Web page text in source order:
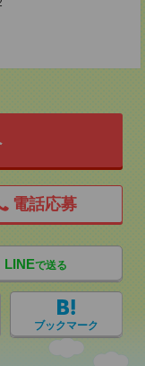
電話応募
LINEで送る
ブックマーク